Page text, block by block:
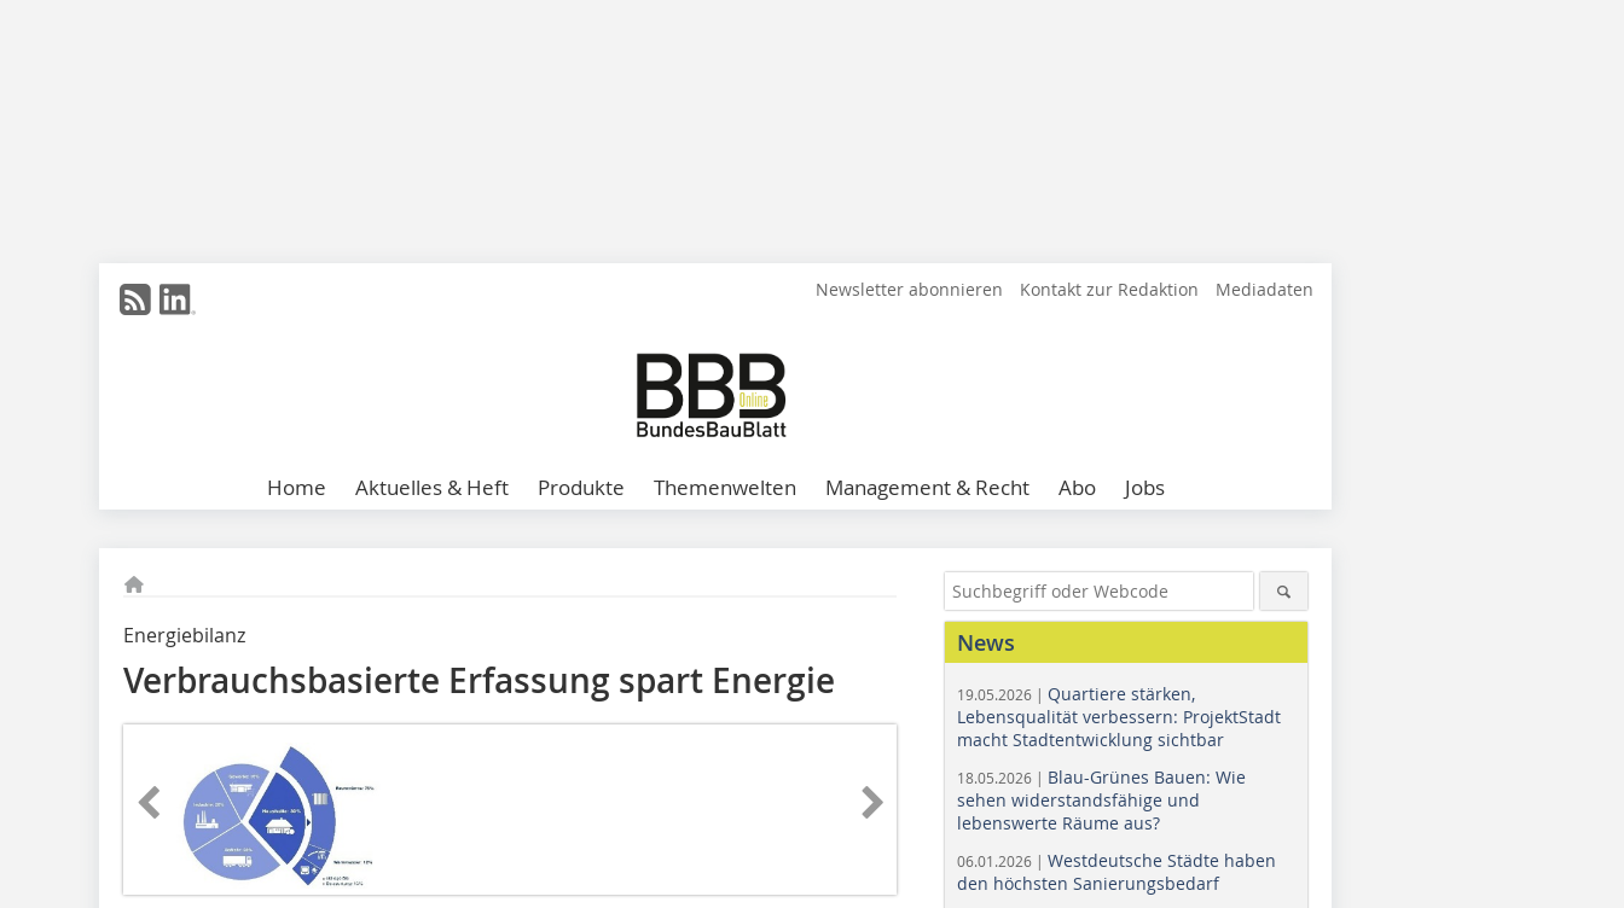
Newsletter abonnieren Kontakt zur Redaktion Mediadaten
Home Aktuelles & Heft Produkte Themenwelten Management & Recht Abo Jobs
Energiebilanz
Verbrauchsbasierte Erfassung spart Energie
News
19.05.2026 | Quartiere stärken,
Lebensqualität verbessern: ProjektStadt
macht Stadtentwicklung sichtbar
18.05.2026 | Blau-Grünes Bauen: Wie
sehen widerstandsfähige und
lebenswerte Räume aus?
06.01.2026 | Westdeutsche Städte haben
den höchsten Sanierungsbedarf